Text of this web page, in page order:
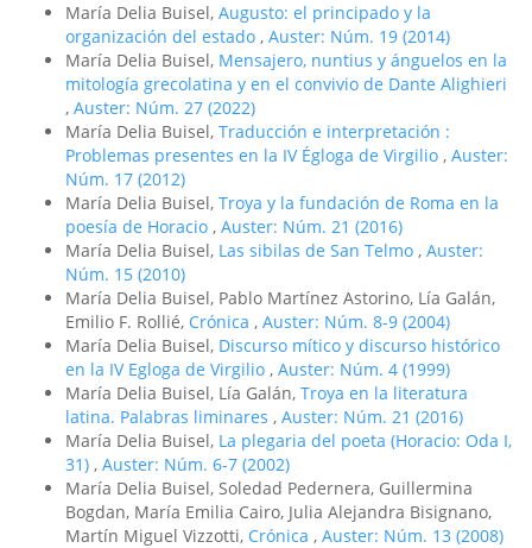
María Delia Buisel, Augusto: el principado y la
organización del estado , Auster: Núm. 19 (2014)
María Delia Buisel, Mensajero, nuntius y ánguelos en la
mitología grecolatina y en el convivio de Dante Alighieri
, Auster: Núm. 27 (2022)
María Delia Buisel, Traducción e interpretación :
Problemas presentes en la IV Égloga de Virgilio , Auster:
Núm. 17 (2012)
María Delia Buisel, Troya y la fundación de Roma en la
poesí­a de Horacio , Auster: Núm. 21 (2016)
María Delia Buisel, Las sibilas de San Telmo , Auster:
Núm. 15 (2010)
María Delia Buisel, Pablo Martínez Astorino, Lía Galán,
Emilio F. Rollié, Crónica , Auster: Núm. 8-9 (2004)
María Delia Buisel, Discurso mí­tico y discurso histórico
en la IV Egloga de Virgilio , Auster: Núm. 4 (1999)
María Delia Buisel, Lía Galán, Troya en la literatura
latina. Palabras liminares , Auster: Núm. 21 (2016)
María Delia Buisel, La plegaria del poeta (Horacio: Oda I,
31) , Auster: Núm. 6-7 (2002)
María Delia Buisel, Soledad Pedernera, Guillermina
Bogdan, María Emilia Cairo, Julia Alejandra Bisignano,
Martín Miguel Vizzotti, Crónica , Auster: Núm. 13 (2008)